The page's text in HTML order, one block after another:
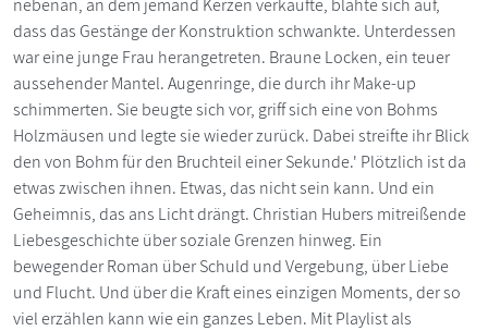
nebenan, an dem jemand Kerzen verkaufte, blähte sich auf,
dass das Gestänge der Konstruktion schwankte. Unterdessen
war eine junge Frau herangetreten. Braune Locken, ein teuer
aussehender Mantel. Augenringe, die durch ihr Make-up
schimmerten. Sie beugte sich vor, griff sich eine von Bohms
Holzmäusen und legte sie wieder zurück. Dabei streifte ihr Blick
den von Bohm für den Bruchteil einer Sekunde.' Plötzlich ist da
etwas zwischen ihnen. Etwas, das nicht sein kann. Und ein
Geheimnis, das ans Licht drängt. Christian Hubers mitreißende
Liebesgeschichte über soziale Grenzen hinweg. Ein
bewegender Roman über Schuld und Vergebung, über Liebe
und Flucht. Und über die Kraft eines einzigen Moments, der so
viel erzählen kann wie ein ganzes Leben. Mit Playlist als